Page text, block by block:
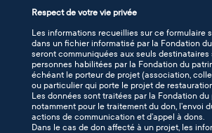
Respect de votre vie privée
Les informations recueillies sur ce formulaire
dans un fichier informatisé par la Fondation
seront communiquées aux seuls destinataires
personnes habilitées par la Fondation du
échéant le porteur de projet (association,
ou particulier qui porte le projet de
Les données sont traitées par la Fondation
notamment pour le traitement du don, l’envoi
actions de communication et d’appel à dons.
Dans le cas de don affecté à un projet, les